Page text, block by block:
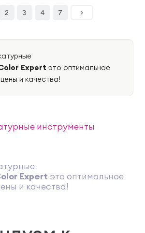
2 3 4 7 >
Expert это оптимальное
и качества!
инструменты
Expert это оптимальное
и качества!